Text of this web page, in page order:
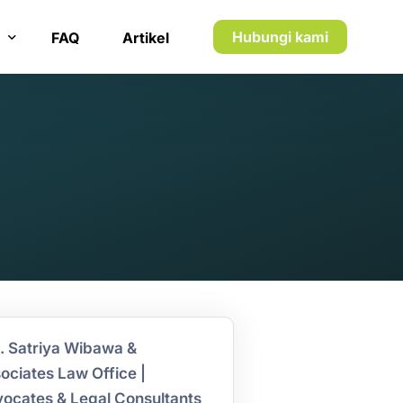
FAQ Artikel Hubungi kami
Satriya Wibawa &
Law Office |
& Legal Consultants